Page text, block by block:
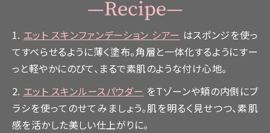
1. エット スキンファンデーション シアー はスポンジを使っ
てすべらせるように薄く塗布。角層と一体化するようにすー
っと軽やかにのびて、まるで素肌のような付け心地。
2. エット スキンルースパウダー をTゾーンや頬の内側にブ
ラシを使ってのせてみましょう。肌を明るく見せつつ、素肌
感を活かした美しい仕上がりに。